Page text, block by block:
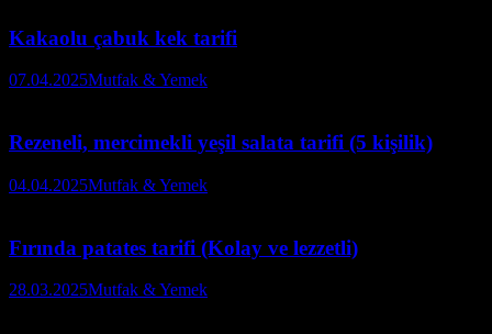
Kakaolu çabuk kek tarifi
07.04.2025Mutfak & Yemek
Rezeneli, mercimekli yeşil salata tarifi (5 kişilik)
04.04.2025Mutfak & Yemek
Fırında patates tarifi (Kolay ve lezzetli)
28.03.2025Mutfak & Yemek